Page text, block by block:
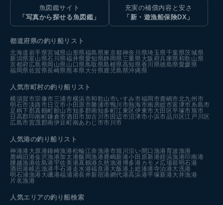
魚図鑑サイト
「写真から探せる魚図鑑」
充実の補償内容と安さ
「新・遊漁船保険DX」
都道府県の釣り船リスト
北海道岩手県宮城県山形県福島県東京都神奈川県埼玉県千葉県茨城県
新潟県富山県石川県福井県愛知県静岡県三重県大阪府兵庫県和歌山県
京都府広島県岡山県山口県鳥取県島根県高知県香川県徳島県愛媛県
福岡県佐賀県長崎県熊本県大分県鹿児島県沖縄県
人気市町村の釣り船リスト
横須賀市宗像市三浦市横浜市和歌山市いすみ市福岡市鹿嶋市北九州市
明石市淡路市 日立市小田原市勝浦市鴨川市熱海市南房総市富津市糸島市
足柄下郡真鶴町館山市知多郡南知多町江東区伊東市大田区平塚市旭市
日高郡印南町鎌倉市酒田市加古川市 田辺市沼津市小浜市品川区江戸川区
広島市賀茂郡南伊豆町南あわじ市市川市
人気港の釣り船リスト
神湊港 大原港鐘崎漁港松輪江奈漁港市堀川沿い 間口漁港育波漁港
鹿嶋旧港金沢漁港加太港飯岡漁港鹿嶋新港小田原新港姪浜漁港印南港
腰越漁港佐島港宇佐美港真鶴港 久慈漁港博多港カモメ広場前明石港
酒田港岐志漁港手石港 走水港福良港 大飯港 上総湊港寺泊港大洗港
明石浦漁港 大磯港福浦港長井新宿港網代港高浜港平塚新港大井漁港
片名漁港
人気エリアの釣り船検索